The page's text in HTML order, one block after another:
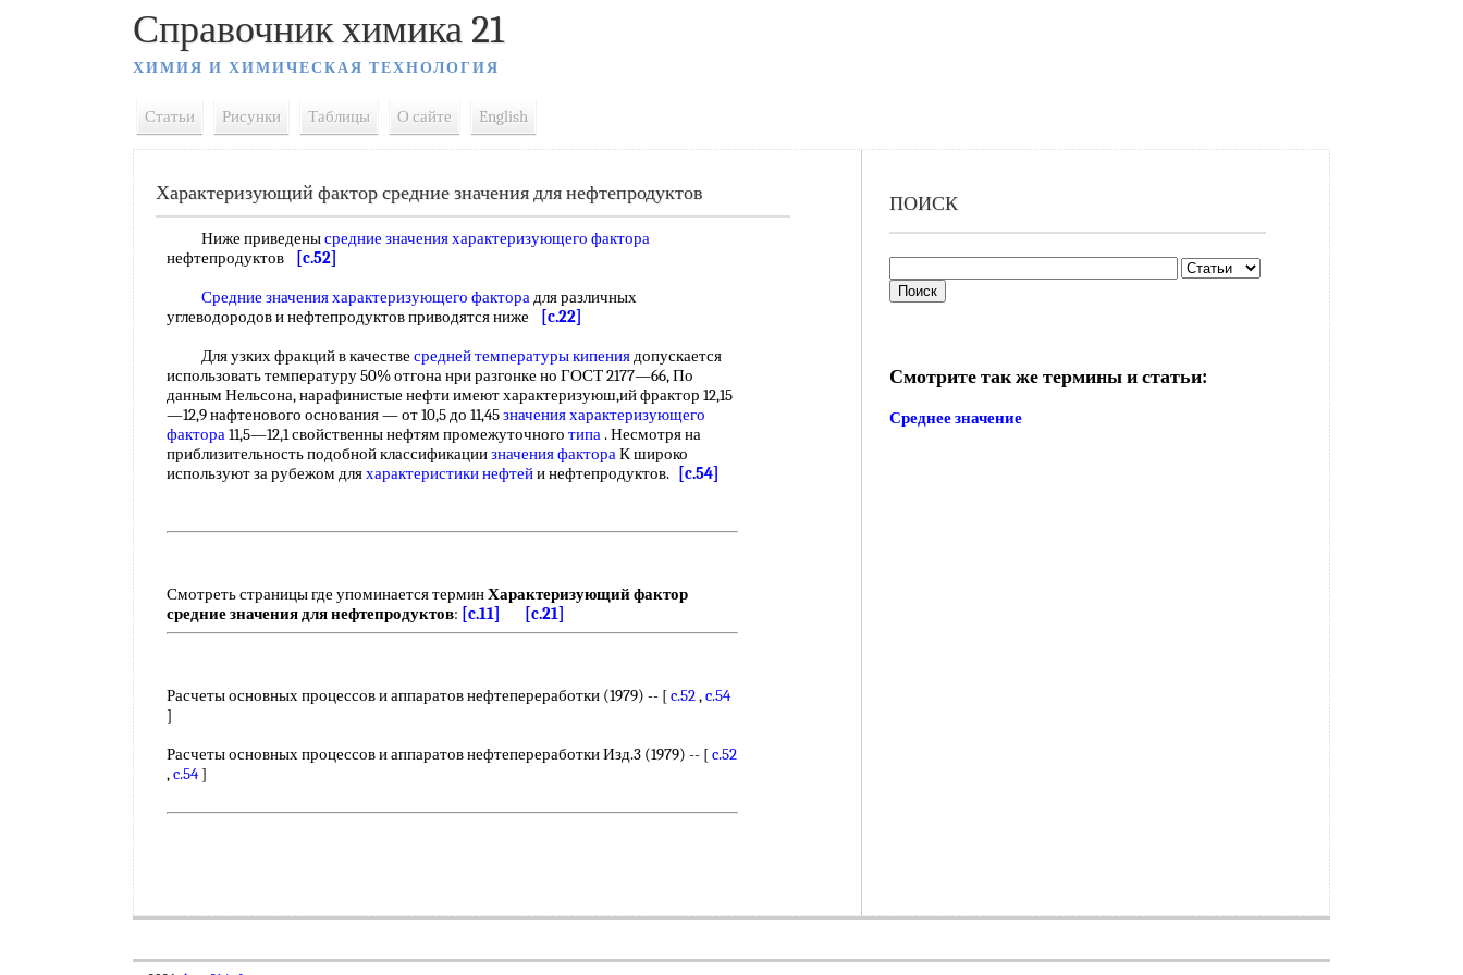
Справочник химика 21
ХИМИЯ И ХИМИЧЕСКАЯ ТЕХНОЛОГИЯ
Статьи Рисунки Таблицы О сайте English
Характеризующий фактор средние значения для нефтепродуктов
Ниже приведенысредние значенияхарактеризующего фактора
нефтепродуктов
[c.52]
Средние значенияхарактеризующего факторадля различных
углеводородов и нефтепродуктов приводятся ниже
[c.22]
Для узких фракций в качестве средней температуры кипениядопускается
использовать температуру 50% отгона нри разгонке но ГОСТ 2177—66, По
данным Нельсона, нарафинистые нефти имеют характеризуюш,ий фрактор 12,15
—12,9 нафтенового основания — от 10,5 до 11,45значенияхарактеризующего
фактора11,5—12,1 свойственны нефтям промежуточного типа. Несмотря на
приблизительность подобной классификациизначения фактораК широко
используют за рубежом дляхарактеристики нефтейи нефтепродуктов. [c.54]
Смотреть страницы где упоминается терминХарактеризующий фактор
средние значения для нефтепродуктов: [c.11] [c.21]
Расчеты основных процессов и аппаратов нефтепереработки (1979) -- [c.52,c.54
]
Расчеты основных процессов и аппаратов нефтепереработки Изд.3 (1979) -- [c.52
,c.54 ]
ПОИСК
Смотрите так же термины и статьи:
Среднее значение